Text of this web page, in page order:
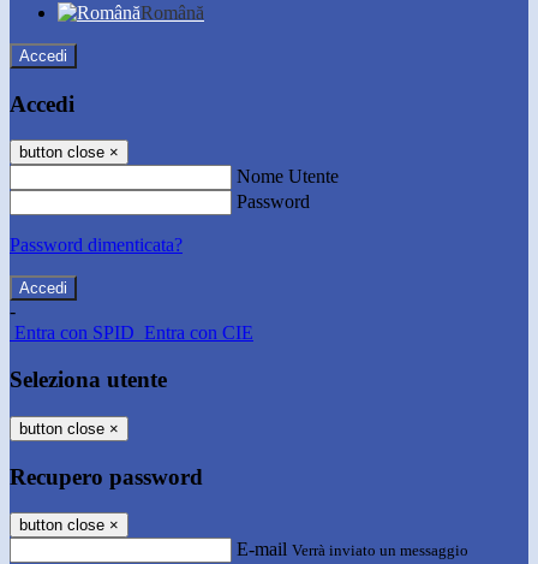
Română
Accedi
Accedi
button close ×
Nome Utente
Password
Password dimenticata?
-
Entra con SPID Entra con CIE
Seleziona utente
button close ×
Recupero password
button close ×
E-mail Verrà inviato un messaggio